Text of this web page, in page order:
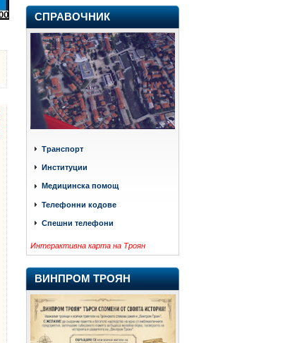
СПРАВОЧНИК
Транспорт
Институции
Медицинска помощ
Телефонни кодове
Спешни телефони
Интерактивна карта на Троян
ВИНПРОМ ТРОЯН